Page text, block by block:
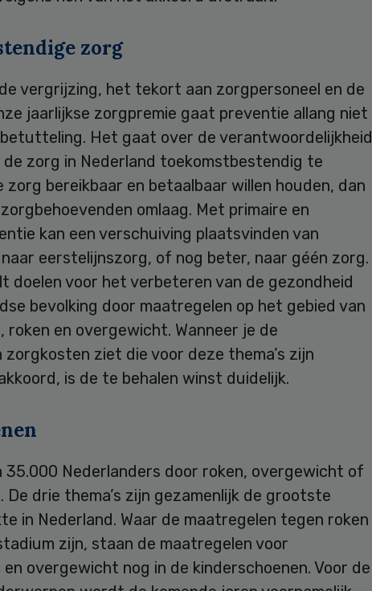
zorg
vergrijzing, het tekort aan zorgpersoneel en de
jaarlijkse zorgpremie gaat preventie allang niet
Het gaat over de verantwoordelijkheid
de zorg in Nederland toekomstbestendig te
zorg bereikbaar en betaalbaar willen houden, dan
omlaag. Met primaire en
kan een verschuiving plaatsvinden van
eerstelijnszorg, of nog beter, naar géén zorg.
doelen voor het verbeteren van de gezondheid
bevolking door maatregelen op het gebied van
roken en overgewicht. Wanneer je de
ziet die voor deze thema’s zijn
is de te behalen winst duidelijk.
Nederlanders door roken, overgewicht of
De drie thema’s zijn gezamenlijk de grootste
in Nederland. Waar de maatregelen tegen roken
zijn, staan de maatregelen voor
overgewicht nog in de kinderschoenen. Voor de